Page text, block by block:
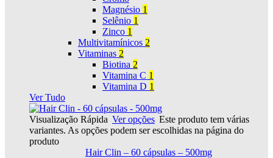
Magnésio 1
Selênio 1
Zinco 1
Multivitamínicos 2
Vitaminas 2
Biotina 2
Vitamina C 1
Vitamina D 1
Ver Tudo
Visualização Rápida Ver opções Este produto tem várias
variantes. As opções podem ser escolhidas na página do
produto
Hair Clin – 60 cápsulas – 500mg